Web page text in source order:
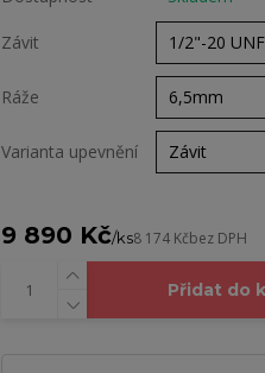
Závit
Ráže
Varianta upevnění
9 890 Kč/ks8 174 Kčbez DPH
Přidat do